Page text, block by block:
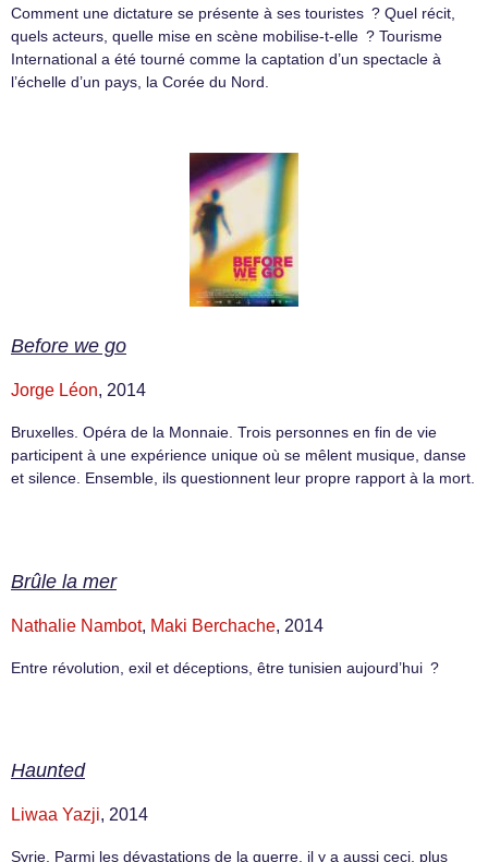
Comment une dictature se présente à ses touristes ? Quel récit,
quels acteurs, quelle mise en scène mobilise-t-elle ? Tourisme
International a été tourné comme la captation d’un spectacle à
l’échelle d’un pays, la Corée du Nord.
Before we go
Jorge Léon, 2014
Bruxelles. Opéra de la Monnaie. Trois personnes en fin de vie
participent à une expérience unique où se mêlent musique, danse
et silence. Ensemble, ils questionnent leur propre rapport à la mort.
Brûle la mer
Nathalie Nambot, Maki Berchache, 2014
Entre révolution, exil et déceptions, être tunisien aujourd’hui ?
Haunted
Liwaa Yazji, 2014
Syrie. Parmi les dévastations de la guerre, il y a aussi ceci, plus